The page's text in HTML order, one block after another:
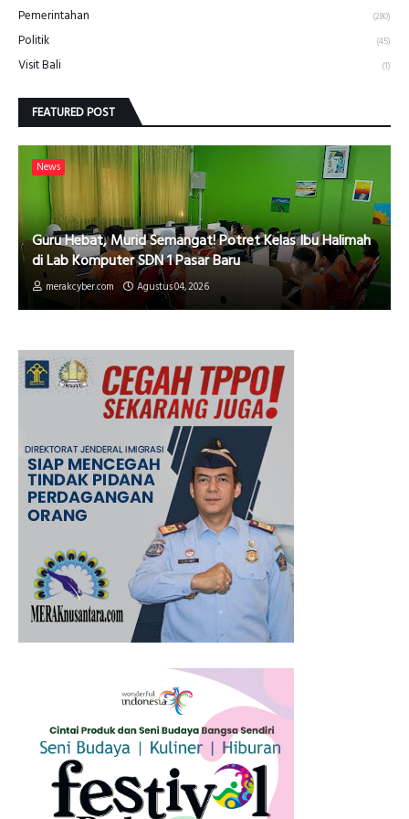
Pemerintahan
(280)
Politik (45)
Visit Bali (1)
FEATURED POST
News
Guru Hebat, Murid Semangat! Potret Kelas Ibu Halimah
di Lab Komputer SDN 1 Pasar Baru
merakcyber.com Agustus 04, 2026